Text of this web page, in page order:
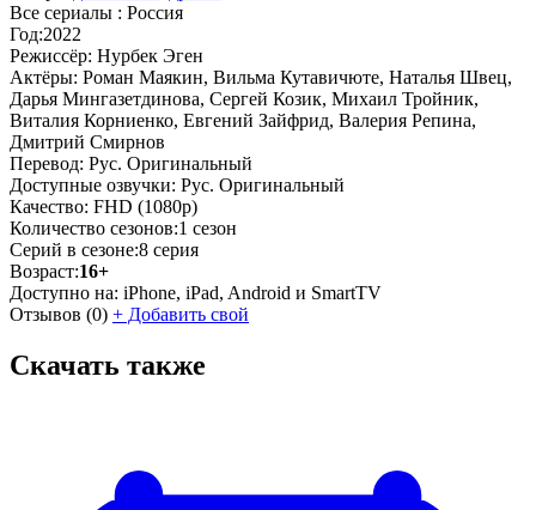
Все сериалы : Россия
Год:2022
Режиссёр: Нурбек Эген
Актёры: Роман Маякин, Вильма Кутавичюте, Наталья Швец,
Дарья Мингазетдинова, Сергей Козик, Михаил Тройник,
Виталия Корниенко, Евгений Зайфрид, Валерия Репина,
Дмитрий Смирнов
Перевод: Рус. Оригинальный
Доступные озвучки: Рус. Оригинальный
Качество: FHD (1080p)
Количество сезонов:1 сезон
Серий в сезоне:8 серия
Возраст:16+
Доступно на: iPhone, iPad, Android и SmartTV
Отзывов (0) + Добавить свой
Скачать также